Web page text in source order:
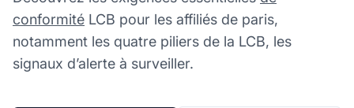
conformité LCB pour les affiliés de paris,
notamment les quatre piliers de la LCB, les
signaux d’alerte à surveiller.